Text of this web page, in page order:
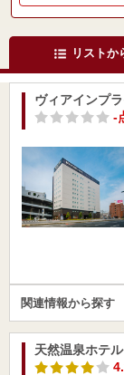
リストか
ヴィアインプ
-
関連情報から探す
天然温泉ホテ